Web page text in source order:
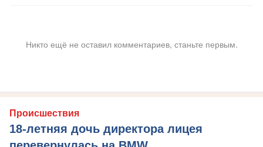
Никто ещё не оставил комментариев, станьте первым.
Происшествия
18-летняя дочь директора лицея